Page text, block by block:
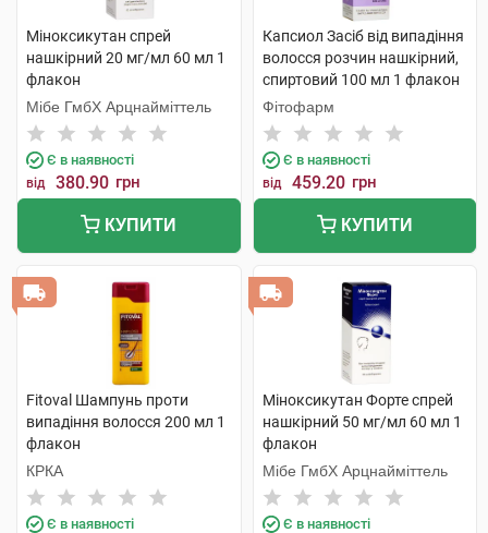
Міноксикутан спрей
нашкірний 20 мг/мл 60 мл 1
флакон
Мібе ГмбХ Арцнайміттель
Є в наявності
від 380.90 грн
КУПИТИ
Капсиол Засіб від випадіння
волосся розчин нашкірний,
спиртовий 100 мл 1 флакон
Фітофарм
Є в наявності
від 459.20 грн
КУПИТИ
Fitoval Шампунь проти
випадіння волосся 200 мл 1
флакон
КРКА
Є в наявності
Міноксикутан Форте спрей
нашкірний 50 мг/мл 60 мл 1
флакон
Мібе ГмбХ Арцнайміттель
Є в наявності